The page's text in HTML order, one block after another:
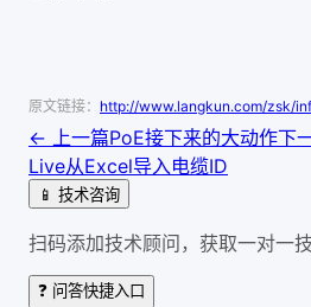
原文链接： http://www.langkun.com/zsk/
← 上一篇PoE接下来的大动作下
Live从Excel导入电缆ID
📱 技术咨询
扫码添加技术顾问，获取一对一
❓ 问答快捷入口